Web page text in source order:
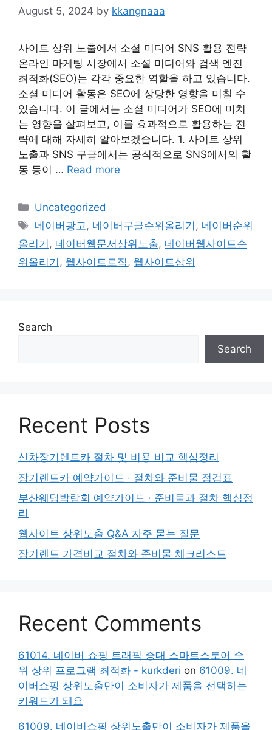
August 5, 2024 by kkangnaaa
사이트 상위 노출에서 소셜 미디어 SNS 활용 전략
온라인 마케팅 시장에서 소셜 미디어와 검색 엔진
최적화(SEO)는 각각 중요한 역할을 하고 있습니다.
소셜 미디어 활동은 SEO에 상당한 영향을 미칠 수
있습니다. 이 글에서는 소셜 미디어가 SEO에 미치
는 영향을 살펴보고, 이를 효과적으로 활용하는 전
략에 대해 자세히 알아보겠습니다. 1. 사이트 상위
노출과 SNS 구글에서는 공식적으로 SNS에서의 활
동 등이 … Read more
Categories
Uncategorized
Tags
네이버광고, 네이버구글순위올리기 , 네이버순위
올리기 , 네이버웹문서상위노출, 네이버웹사이트순
위올리기 , 웹사이트로직, 웹사이트상위
Search
Search
Recent Posts
신차장기렌트카 절차 및 비용 비교 핵심정리
장기렌트카 예약가이드 · 절차와 준비물 점검표
부산웨딩박람회 예약가이드 · 준비물과 절차 핵심정
리
웹사이트 상위노출 Q&A 자주 묻는 질문
장기렌트 가격비교 절차와 준비물 체크리스트
Recent Comments
61014. 네이버 쇼핑 트래픽 증대 스마트스토어 순
위 상위 프로그램 최적화 - kurkderi on 61009. 네
이버쇼핑 상위노출만이 소비자가 제품을 선택하는
키워드가 돼요
61009. 네이버쇼핑 상위노출만이 소비자가 제품을